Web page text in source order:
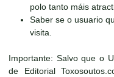
polo tanto máis
Saber se o usuario
visita.
Importante: Salvo que o
de Editorial